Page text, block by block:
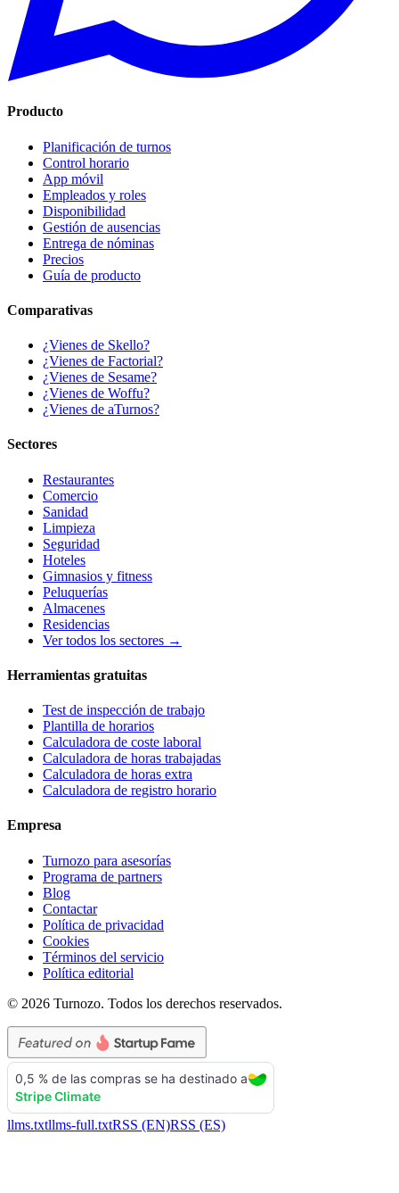
Producto
Planificación de turnos
Control horario
App móvil
Empleados y roles
Disponibilidad
Gestión de ausencias
Entrega de nóminas
Precios
Guía de producto
Comparativas
¿Vienes de Skello?
¿Vienes de Factorial?
¿Vienes de Sesame?
¿Vienes de Woffu?
¿Vienes de aTurnos?
Sectores
Restaurantes
Comercio
Sanidad
Limpieza
Seguridad
Hoteles
Gimnasios y fitness
Peluquerías
Almacenes
Residencias
Ver todos los sectores →
Herramientas gratuitas
Test de inspección de trabajo
Plantilla de horarios
Calculadora de coste laboral
Calculadora de horas trabajadas
Calculadora de horas extra
Calculadora de registro horario
Empresa
Turnozo para asesorías
Programa de partners
Blog
Contactar
Política de privacidad
Cookies
Términos del servicio
Política editorial
© 2026 Turnozo. Todos los derechos reservados.
llms.txtllms-full.txtRSS (EN)RSS (ES)